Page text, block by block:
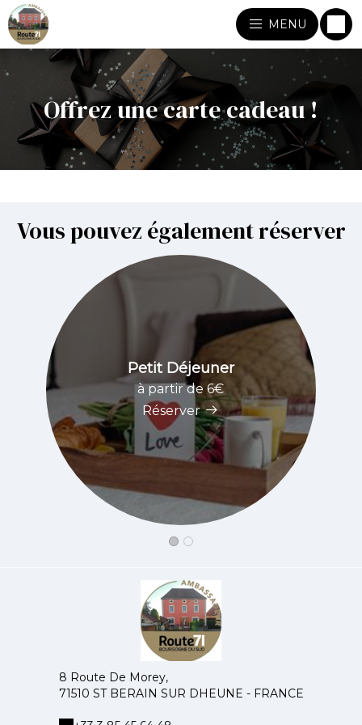
MENU
Offrez une carte cadeau !
Vous pouvez également réserver
Petit Déjeuner
à partir de 6€
Réserver
8 Route De Morey,
71510 ST BERAIN SUR DHEUNE - FRANCE